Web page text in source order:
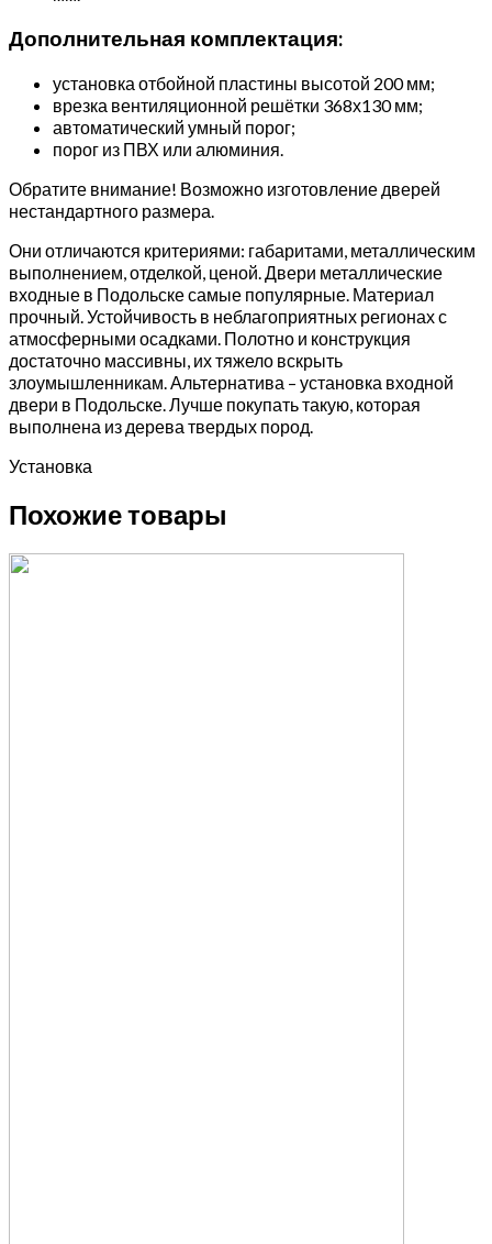
Дополнительная комплектация:
установка отбойной пластины высотой 200 мм;
врезка вентиляционной решётки 368х130 мм;
автоматический умный порог;
порог из ПВХ или алюминия.
Обратите внимание! Возможно изготовление дверей
нестандартного размера.
Они отличаются критериями: габаритами, металлическим
выполнением, отделкой, ценой. Двери металлические
входные в Подольске самые популярные. Материал
прочный. Устойчивость в неблагоприятных регионах с
атмосферными осадками. Полотно и конструкция
достаточно массивны, их тяжело вскрыть
злоумышленникам. Альтернатива – установка входной
двери в Подольске. Лучше покупать такую, которая
выполнена из дерева твердых пород.
Установка
Похожие товары